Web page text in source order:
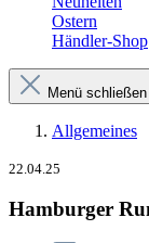
Ostern
Händler-Shop
Menü schließen
Allgemeines
22.04.25
Hamburger